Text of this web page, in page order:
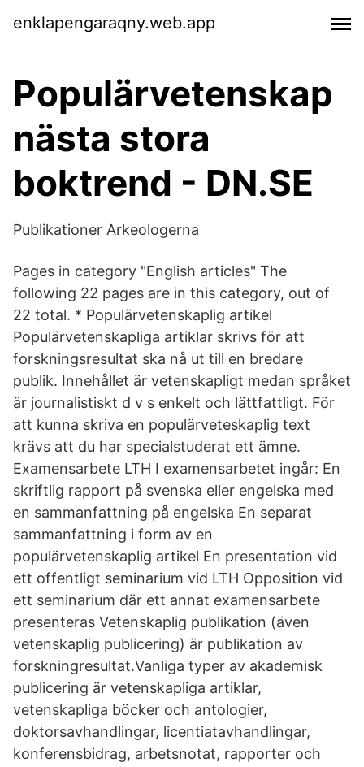
enklapengaraqny.web.app
Populärvetenskap
nästa stora
boktrend - DN.SE
Publikationer Arkeologerna
Pages in category "English articles" The
following 22 pages are in this category, out of
22 total. * Populärvetenskaplig artikel
Populärvetenskapliga artiklar skrivs för att
forskningsresultat ska nå ut till en bredare
publik. Innehållet är vetenskapligt medan språket
är journalistiskt d v s enkelt och lättfattligt. För
att kunna skriva en populärveteskaplig text
krävs att du har specialstuderat ett ämne.
Examensarbete LTH I examensarbetet ingår: En
skriftlig rapport på svenska eller engelska med
en sammanfattning på engelska En separat
sammanfattning i form av en
populärvetenskaplig artikel En presentation vid
ett offentligt seminarium vid LTH Opposition vid
ett seminarium där ett annat examensarbete
presenteras Vetenskaplig publikation (även
vetenskaplig publicering) är publikation av
forskningresultat.Vanliga typer av akademisk
publicering är vetenskapliga artiklar,
vetenskapliga böcker och antologier,
doktorsavhandlingar, licentiatavhandlingar,
konferensbidrag, arbetsnotat, rapporter och